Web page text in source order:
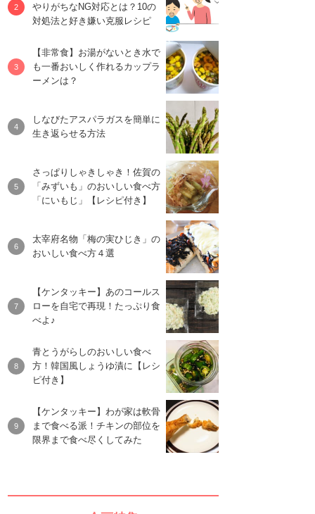
やりがちなNG対応とは？10の
対処法と好き嫌い克服レシピ
【非常食】お湯がないとき水で
も一番おいしく作れるカップラ
ーメンは？
しなびたアスパラガスを簡単に
生き返らせる方法
さっぱりしゃきしゃき！佐賀の
「みずいも」のおいしい食べ方
「にいもじ」【レシピ付き】
太宰府名物「梅の実ひじき」の
おいしい食べ方４選
【ケンタッキー】あのコールス
ローを自宅で再現！たっぷり食
べよ♪
青とうがらしのおいしい食べ
方！韓国風しょうゆ漬に【レシ
ピ付き】
【ケンタッキー】わが家は軟骨
まで食べる派！チキンの部位を
限界まで食べ尽くしてみた